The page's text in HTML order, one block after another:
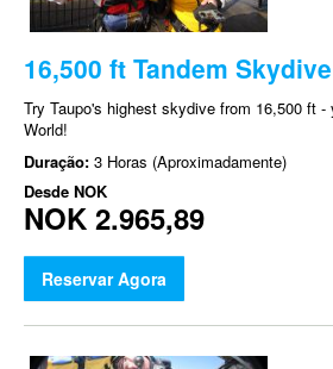
16,500 ft Tandem Skydive
Try Taupo's highest skydive from 16,500 ft
World!
Duração: 3 Horas (Aproximadamente)
Desde NOK
NOK 2.965,89
Reservar Agora